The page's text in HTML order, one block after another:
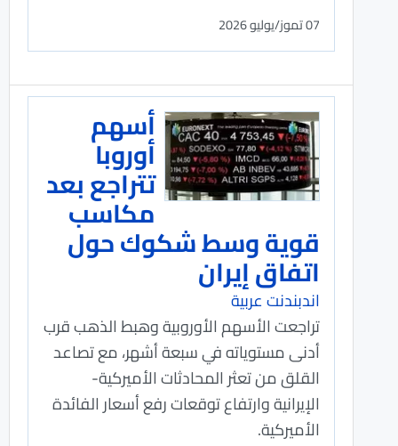
07 تموز/يوليو 2026
أسهم
أوروبا
تتراجع بعد
مكاسب
قوية وسط شكوك حول
اتفاق إيران
اندبندنت عربية
تراجعت الأسهم الأوروبية وهبط الذهب قرب
أدنى مستوياته في سبعة أشهر، مع تصاعد
القلق من تعثر المحادثات الأميركية-
الإيرانية وارتفاع توقعات رفع أسعار الفائدة
الأميركية.